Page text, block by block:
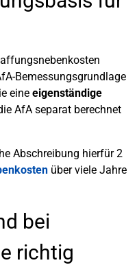
Bemessungsgrundlage
eine eigenständige
AfA separat berechnet
Abschreibung hierfür 2
über viele Jahre
bei
richtig